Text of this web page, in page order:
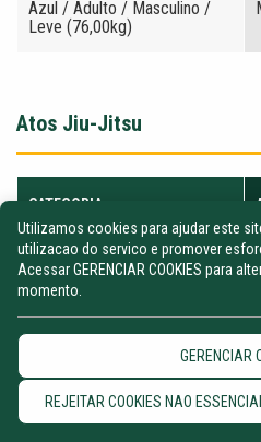
Azul / Adulto / Masculino /
Leve (76,00kg)
Atos Jiu-Jitsu
CATEGORIA
Branca / Adulto / Masculino /
Médio (82,30kg)
Azul / Juvenil / Feminino /
Azul / Adulto / Masculino /
Absoluto
Utilizamos cookies para ajudar este
utilizacao do servico e promover
Acessar GERENCIAR COOKIES para
momento.
GERENCIAR
REJEITAR COOKIES NAO